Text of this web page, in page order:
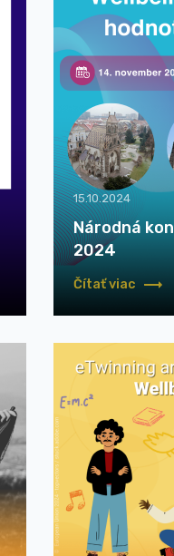
15.10.2024
Národná
2024
Čítať viac